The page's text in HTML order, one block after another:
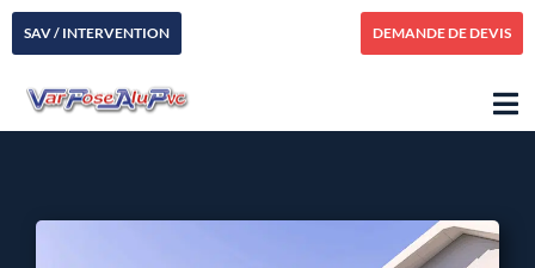
SAV / INTERVENTION DEMANDE DE DEVIS